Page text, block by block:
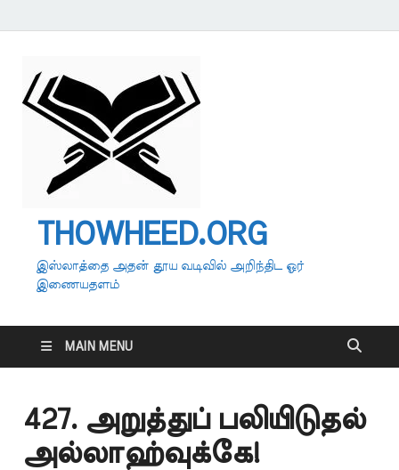
THOWHEED.ORG
இஸ்லாத்தை அதன் தூய வடிவில் அறிந்திட ஓர்
இணையதளம்
MAIN MENU
427. அறுத்துப் பலியிடுதல்
அல்லாஹ்வுக்கே!